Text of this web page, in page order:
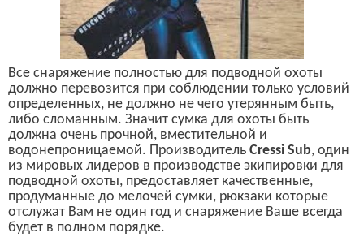
Все снаряжение полностью для подводной охоты
должно перевозится при соблюдении только условий
определенных, не должно не чего утерянным быть,
либо сломанным. Значит сумка для охоты быть
должна очень прочной, вместительной и
водонепроницаемой. Производитель Cressi Sub, один
из мировых лидеров в производстве экипировки для
подводной охоты, предоставляет качественные,
продуманные до мелочей сумки, рюкзаки которые
отслужат Вам не один год и снаряжение Ваше всегда
будет в полном порядке.